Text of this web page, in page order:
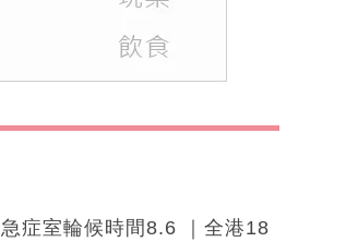
急症室輪候時間8.6 ｜全港18